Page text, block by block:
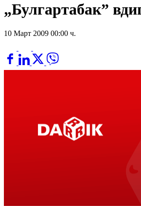
„Булгартабак”
10 Март 2009 00:00 ч.